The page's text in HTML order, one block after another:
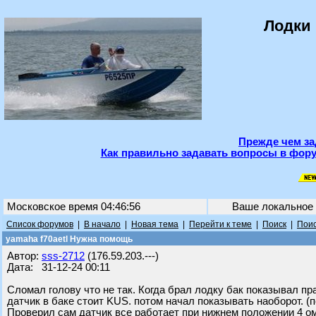
Лодки
Прежде чем
Как правильно задавать вопросы в
Московское время 04:46:56 Ваше
Список форумов В начало Новая тема Перейти к теме Поиск
yamaha f70aetl Нужна помощь
Автор: sss-2712 (176.59.203.---)
Дата: 31-12-24 00:11
Сломал голову что не так. Когда брал лодку бак показывал
датчик в баке стоит KUS. потом начал показывать
Проверил сам датчик все работает при нижнем положении 4